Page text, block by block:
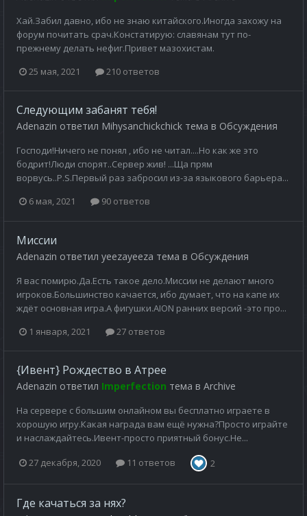
Хай.Забил давно, ибо не знаю китайского.Иногда захожу на
форум почитать срач.Констатирую: славянам тут по-
прежнему делать нефиг.Привет мазохистам.
25 мая, 2021
210 ответов
Следующим забанят тебя!
Adenazin ответил Mihysanchickchick тема в Обсуждения
Господи!Ничего не понял , ибо не читал....Но как же это
бодрит!Люди спорят..Сервер жив! ...Ща прям
ворвусь..P.S.Первый раз забросил из-за языкового барьера...
6 мая, 2021
90 ответов
Миссии
Adenazin ответил yeezayeeza тема в Обсуждения
Я вас помирю.Да.Есть такое дело.Миссии не делают много
игроков.Большинство качается, ибо думает, что на капе их
ждёт основная игра.А фигушки.AION ранних версий -это про...
1 января, 2021
27 ответов
{Ивент} Рождество в Атрее
Adenazin ответил Imperfection тема в Archive
На сервере с большим онлайном вы бесплатно играете в
хорошую игру.Какая награда вам ещё нужна?Просто играйте
и наслаждайтесь.Ивент-просто приятный бонус.Не...
27 декабря, 2020 11 ответов 2
Где качаться за нях?